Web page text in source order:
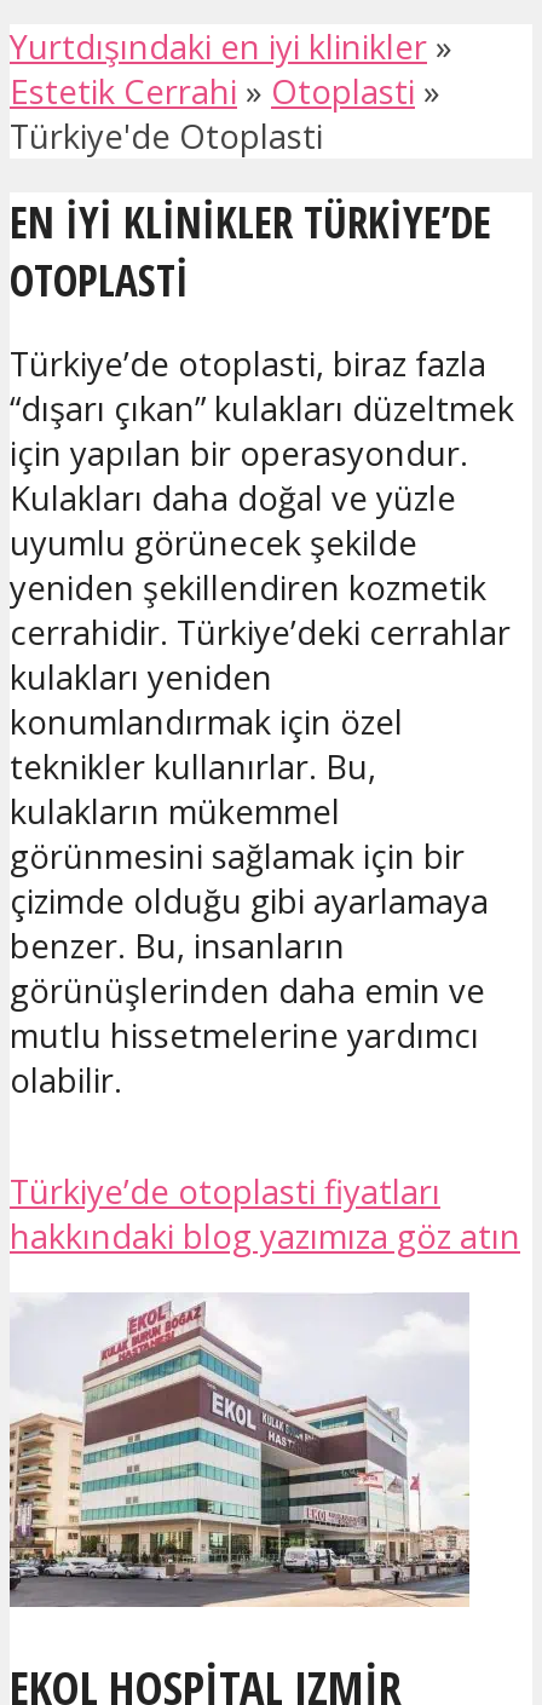
Yurtdışındaki en iyi klinikler »
Estetik Cerrahi » Otoplasti »
Türkiye'de Otoplasti
EN IYI KLINIKLER TÜRKIYE’DE
OTOPLASTI
Türkiye’de otoplasti, biraz fazla
“dışarı çıkan” kulakları düzeltmek
için yapılan bir operasyondur.
Kulakları daha doğal ve yüzle
uyumlu görünecek şekilde
yeniden şekillendiren kozmetik
cerrahidir. Türkiye’deki cerrahlar
kulakları yeniden
konumlandırmak için özel
teknikler kullanırlar. Bu,
kulakların mükemmel
görünmesini sağlamak için bir
çizimde olduğu gibi ayarlamaya
benzer. Bu, insanların
görünüşlerinden daha emin ve
mutlu hissetmelerine yardımcı
olabilir.
Türkiye’de otoplasti fiyatları
hakkındaki blog yazımıza göz atın
EKOL HOSPITAL IZMIR